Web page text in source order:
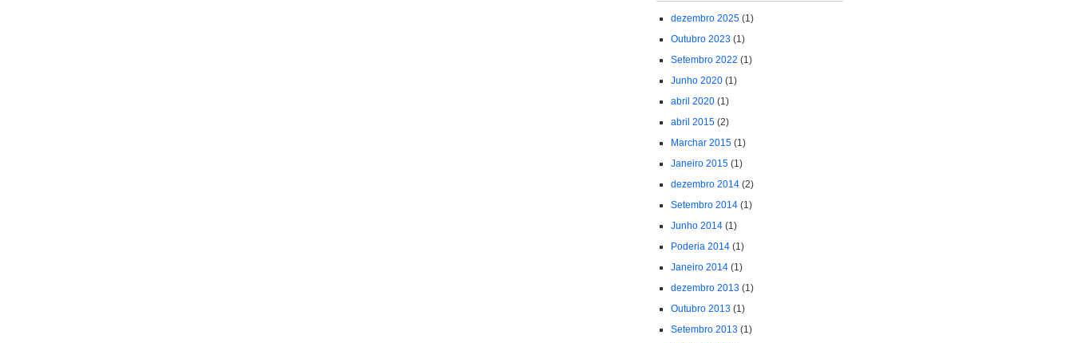
dezembro 2025(1)
Outubro 2023(1)
Setembro 2022 (1)
Junho 2020(1)
abril 2020(1)
abril 2015(2)
Marchar 2015(1)
Janeiro 2015(1)
dezembro 2014(2)
Setembro 2014(1)
Junho 2014(1)
Poderia 2014(1)
Janeiro 2014(1)
dezembro 2013(1)
Outubro 2013(1)
Setembro 2013(1)